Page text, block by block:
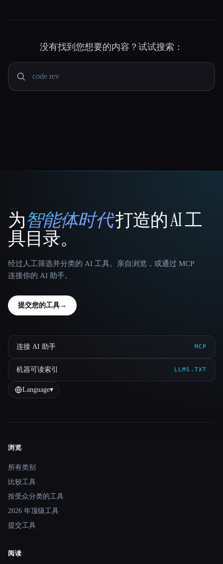
没有找到您想要的内容？试试搜索：
That AI Collection
为智能体时代打造的 AI 工
具目录。
经过人工筛选并分类的 AI 工具。亲自浏览，或通过 MCP
连接你的 AI 助手。
提交您的工具→
连接 AI 助手 MCP
机器可读索引 LLMS.TXT
Language▾
Site navigation
浏览
所有类别
比较工具
按受众分类的工具
2026 年顶级工具
提交工具
阅读